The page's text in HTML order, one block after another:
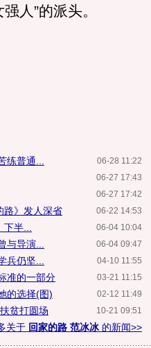
人”的派头。
06-28 11:22
练普通...
06-27 17:43
06-27 17:42
06-22 14:53
路》发人深省
06-04 10:04
半...
06-04 09:47
与导演...
04-10 11:55
兵仍坚...
03-21 11:15
准的一部分
02-12 11:49
的选择(图)
10-21 09:51
贫打圆场
关于 回家的路 范冰冰 的新闻>>